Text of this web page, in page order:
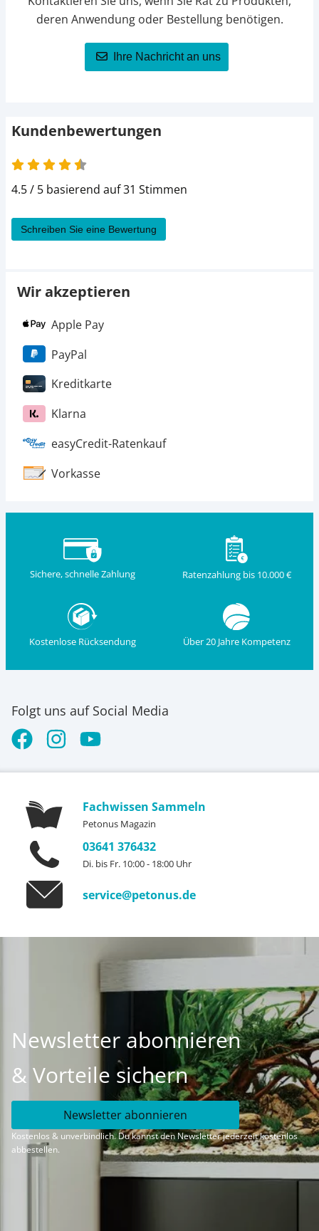
deren Anwendung oder Bestellung benötigen.
Ihre Nachricht an uns
Kundenbewertungen
4.5 / 5 basierend auf 31 Stimmen
Schreiben Sie eine Bewertung
Wir akzeptieren
Apple Pay
PayPal
Kreditkarte
Klarna
easyCredit-Ratenkauf
Vorkasse
Sichere, schnelle Zahlung Ratenzahlung bis 10.000 €
Kostenlose Rücksendung Über 20 Jahre Kompetenz
Folgt uns auf Social Media
Fachwissen Sammeln
Petonus Magazin
03641 376432
Di. bis Fr. 10:00 - 18:00 Uhr
service@petonus.de
Newsletter abonnieren
& Vorteile sichern
Newsletter abonnieren
Kostenlos & unverbindlich. Du kannst den Newsletter jederzeit kostenlos
abbestellen.